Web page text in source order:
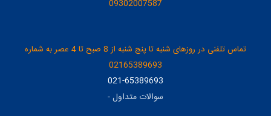
09302007587
تماس تلفنی در روزهای شنبه تا پنج شنبه از 8 صبح تا 4 عصر به شماره
02165389693
021-65389693
سوالات متداول-